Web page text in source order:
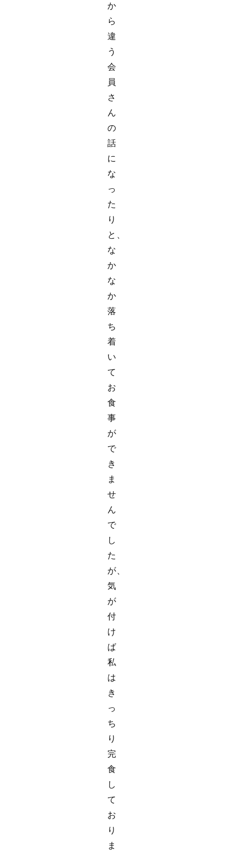
か
ら
違
う
会
員
さ
ん
の
話
に
な
っ
た
り
と、
な
か
な
か
落
ち
着
い
て
お
食
事
が
で
き
ま
せ
ん
で
し
た
が、
気
が
付
け
ば
私
は
き
っ
ち
り
完
食
し
て
お
り
ま